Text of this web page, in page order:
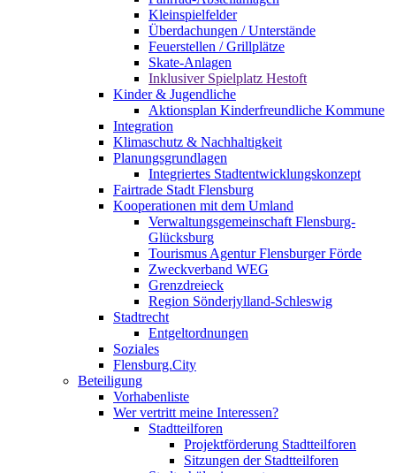
Kleinspielfelder
Überdachungen / Unterstände
Feuerstellen / Grillplätze
Skate-Anlagen
Inklusiver Spielplatz Hestoft
Kinder & Jugendliche
Aktionsplan Kinderfreundliche Kommune
Integration
Klimaschutz & Nachhaltigkeit
Planungsgrundlagen
Integriertes Stadtentwicklungskonzept
Fairtrade Stadt Flensburg
Kooperationen mit dem Umland
Verwaltungsgemeinschaft Flensburg-
Glücksburg
Tourismus Agentur Flensburger Förde
Zweckverband WEG
Grenzdreieck
Region Sönderjylland-Schleswig
Stadtrecht
Entgeltordnungen
Soziales
Flensburg.City
Beteiligung
Vorhabenliste
Wer vertritt meine Interessen?
Stadtteilforen
Projektförderung Stadtteilforen
Sitzungen der Stadtteilforen